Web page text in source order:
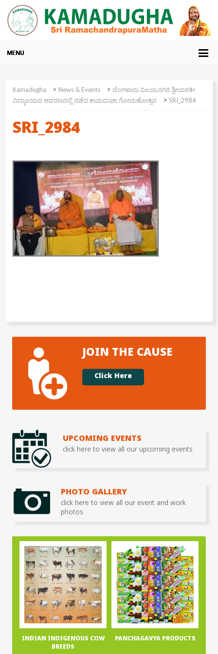
Kamadugha > News & Events > ಬೆಂಗಳೂರು ವಿಜಯನಗರ ಶ್ರೀಭಾರತೀ
ವಿದ್ಯಾಲಯದ ಆವರಣದಲ್ಲಿ ನಡೆದ ಕಾಮದುಘಾ ಗೋಮಹೋತ್ಸವ
> SRI_2984
SRI_2984
JOIN THE CAUSE
Click Here
UPCOMING EVENTS
click here to view all our upcoming events
PHOTO GALLERY
click here to view all our event and work
photos
INDIAN INDIGENOUS COW
BREEDS
PANCHAGAVYA PRODUCTS